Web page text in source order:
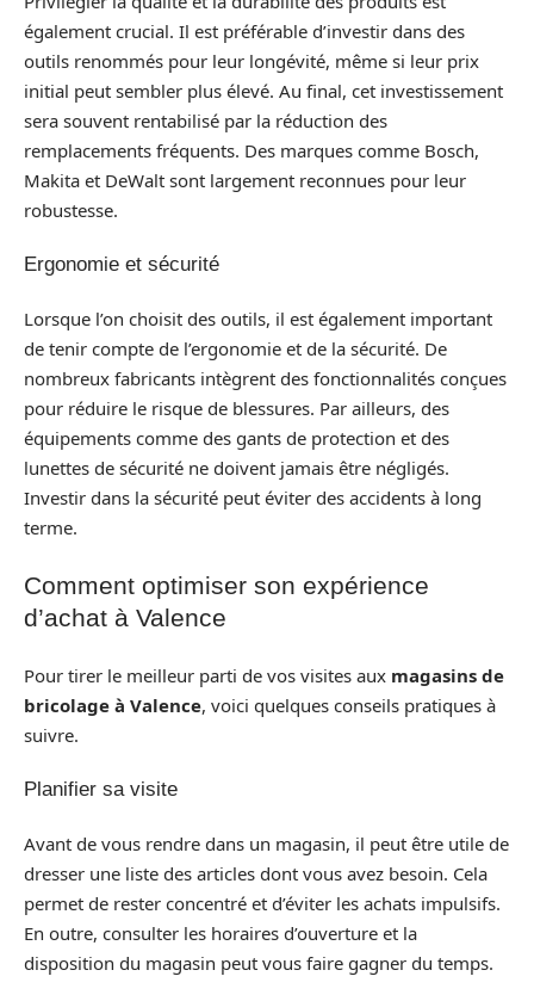
également crucial. Il est préférable d’investir dans des
outils renommés pour leur longévité, même si leur prix
initial peut sembler plus élevé. Au final, cet investissement
sera souvent rentabilisé par la réduction des
remplacements fréquents. Des marques comme Bosch,
Makita et DeWalt sont largement reconnues pour leur
robustesse.
Ergonomie et sécurité
Lorsque l’on choisit des outils, il est également important
de tenir compte de l’ergonomie et de la sécurité. De
nombreux fabricants intègrent des fonctionnalités conçues
pour réduire le risque de blessures. Par ailleurs, des
équipements comme des gants de protection et des
lunettes de sécurité ne doivent jamais être négligés.
Investir dans la sécurité peut éviter des accidents à long
terme.
Comment optimiser son expérience
d’achat à Valence
Pour tirer le meilleur parti de vos visites aux magasins de
bricolage à Valence, voici quelques conseils pratiques à
suivre.
Planifier sa visite
Avant de vous rendre dans un magasin, il peut être utile de
dresser une liste des articles dont vous avez besoin. Cela
permet de rester concentré et d’éviter les achats impulsifs.
En outre, consulter les horaires d’ouverture et la
disposition du magasin peut vous faire gagner du temps.